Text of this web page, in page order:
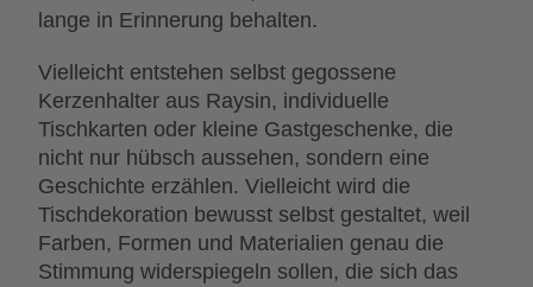
lange in Erinnerung behalten.
Vielleicht entstehen selbst gegossene
Kerzenhalter aus Raysin, individuelle
Tischkarten oder kleine Gastgeschenke, die
nicht nur hübsch aussehen, sondern eine
Geschichte erzählen. Vielleicht wird die
Tischdekoration bewusst selbst gestaltet, weil
Farben, Formen und Materialien genau die
Stimmung widerspiegeln sollen, die sich das